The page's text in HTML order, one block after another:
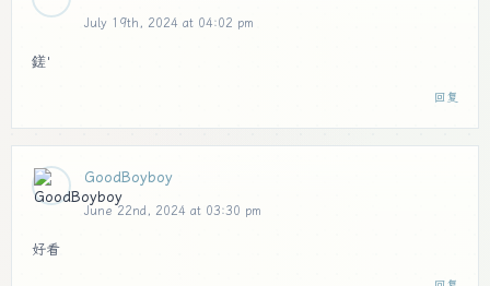
July 19th, 2024 at 04:02 pm
鎈'
回复
GoodBoyboy
June 22nd, 2024 at 03:30 pm
好看